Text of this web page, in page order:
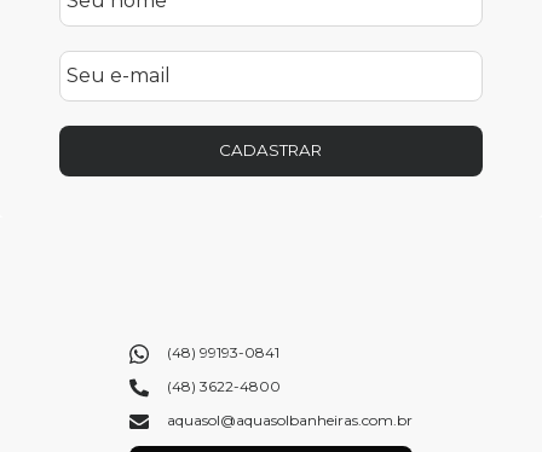
CADASTRAR
(48) 99193-0841
(48) 3622-4800
aquasol@aquasolbanheiras.com.br